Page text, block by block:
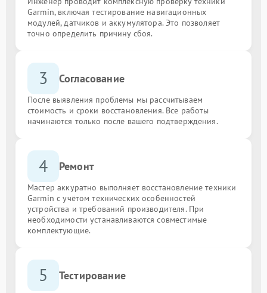
Garmin, включая тестирование навигационных
модулей, датчиков и аккумулятора. Это позволяет
точно определить причину сбоя.
3 Согласование
После выявления проблемы мы рассчитываем
стоимость и сроки восстановления. Все работы
начинаются только после вашего подтверждения.
4 Ремонт
Мастер аккуратно выполняет восстановление техники
Garmin с учётом технических особенностей
устройства и требований производителя. При
необходимости устанавливаются совместимые
комплектующие.
5 Тестирование